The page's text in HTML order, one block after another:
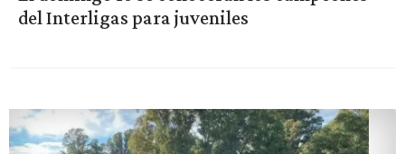
del Interligas para juveniles